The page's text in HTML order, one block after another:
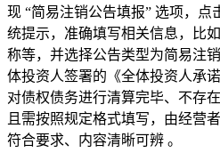
现 “简易注销公告填报” 选项，点
统提示，准确填写相关信息，比
称等，并选择公告类型为简易注
体投资人签署的《全体投资人承
对债权债务进行清算完毕、不存
且需按照规定格式填写，由经营
符合要求、内容清晰可辨 。